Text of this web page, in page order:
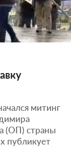
митинг
(ОП) страны
публикует